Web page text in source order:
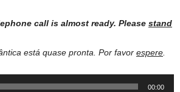
call is almost ready. Please stand
está quase pronta. Por favor espere
00:00